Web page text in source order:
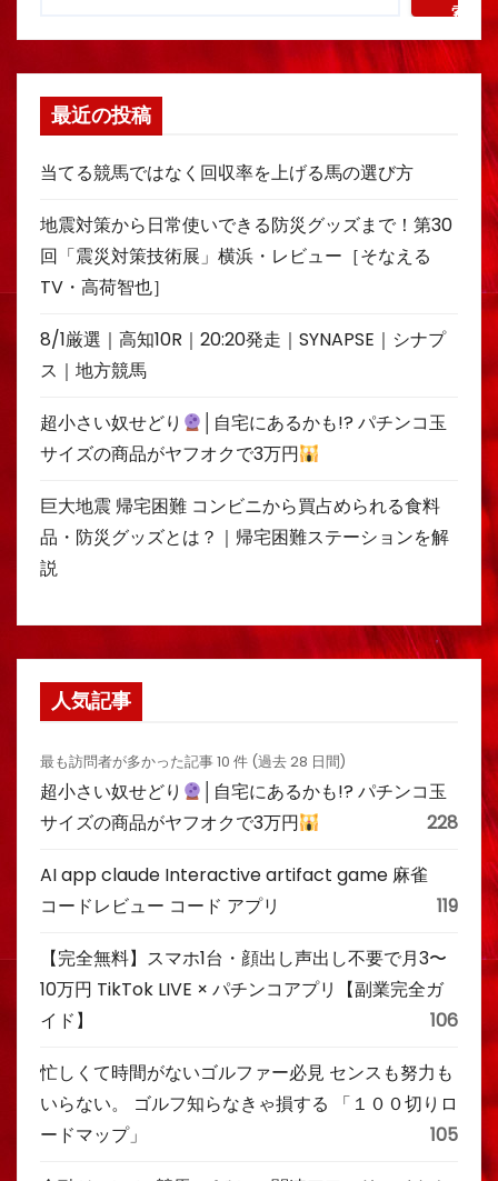
索
最近の投稿
当てる競馬ではなく回収率を上げる馬の選び方
地震対策から日常使いできる防災グッズまで！第30
回「震災対策技術展」横浜・レビュー［そなえる
TV・高荷智也］
8/1厳選｜高知10R｜20:20発走｜SYNAPSE｜シナプ
ス｜地方競馬
超小さい奴せどり
│自宅にあるかも!? パチンコ玉
サイズの商品がヤフオクで3万円
巨大地震 帰宅困難 コンビニから買占められる食料
品・防災グッズとは？｜帰宅困難ステーションを解
説
人気記事
最も訪問者が多かった記事 10 件 (過去 28 日間)
超小さい奴せどり
│自宅にあるかも!? パチンコ玉
サイズの商品がヤフオクで3万円
228
AI app claude Interactive artifact game 麻雀
コードレビュー コード アプリ
119
【完全無料】スマホ1台・顔出し声出し不要で月3〜
10万円 TikTok LIVE × パチンコアプリ【副業完全ガ
イド】
106
忙しくて時間がないゴルファー必見 センスも努力も
いらない。 ゴルフ知らなきゃ損する 「１００切りロ
ードマップ」
105